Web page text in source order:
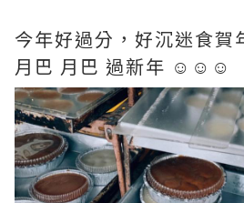
今年好過分，好沉迷食賀
月巴 月巴 過新年 ☺️☺️☺️